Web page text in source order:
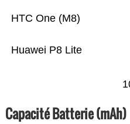
Huawei P8 Lite
HTC One (M8)
Capacité Batterie (mAh)